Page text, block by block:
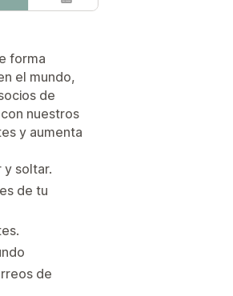
forma
el mundo,
de
nuestros
y aumenta
soltar.
de tu
de